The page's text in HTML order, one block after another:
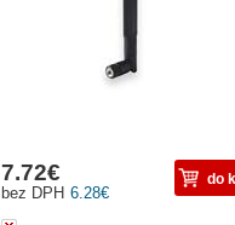
6.28€
bez DPH
7.72€ do